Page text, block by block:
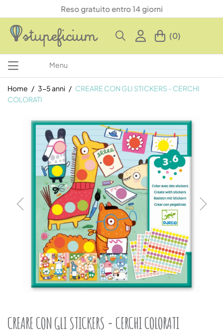
Reso gratuito entro 14 giorni
(0)
Menu
Home 3-5 anni
CREARE CON GLI STICKERS - CERCHI
COLORATI
CREARE CON GLI STICKERS - CERCHI COLORATI